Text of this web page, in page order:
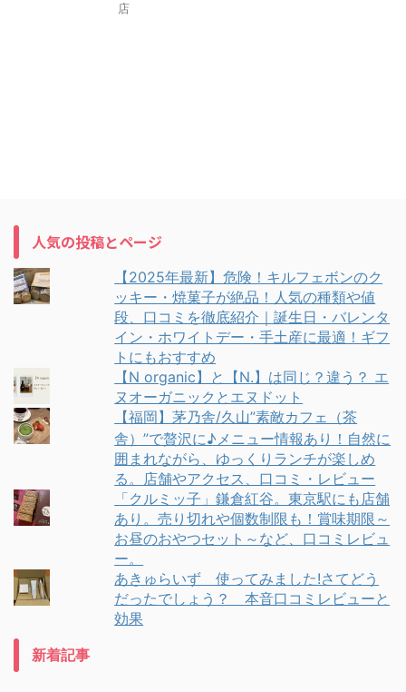
店
人気の投稿とページ
【2025年最新】危険！キルフェボンのク
ッキー・焼菓子が絶品！人気の種類や値
段、口コミを徹底紹介｜誕生日・バレンタ
イン・ホワイトデー・手土産に最適！ギフ
トにもおすすめ
【N organic】と【N.】は同じ？違う？ エ
ヌオーガニックとエヌドット
【福岡】茅乃舎/久山”素敵カフェ（茶
舎）”で贅沢に♪メニュー情報あり！自然に
囲まれながら、ゆっくりランチが楽しめ
る。店舗やアクセス、口コミ・レビュー
「クルミッ子」鎌倉紅谷。東京駅にも店舗
あり。売り切れや個数制限も！賞味期限～
お昼のおやつセット～など、口コミレビュ
ー。
あきゅらいず 使ってみました!さてどう
だったでしょう？ 本音口コミレビューと
効果
新着記事